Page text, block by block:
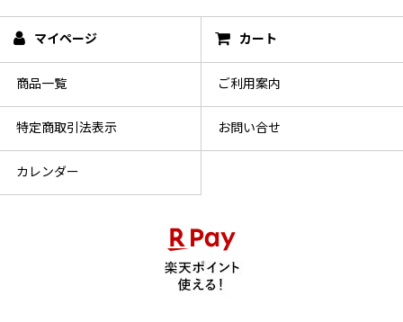
マイページ カート
商品一覧 ご利用案内
特定商取引法表示 お問い合せ
カレンダー